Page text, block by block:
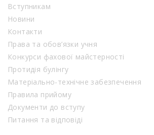
Вступникам
Новини
Контакти
Права та обов’язки учня
Конкурси фахової майстерності
Протидія булінгу
Матеріально-технічне забезпечення
Правила прийому
Документи до вступу
Питання та відповіді